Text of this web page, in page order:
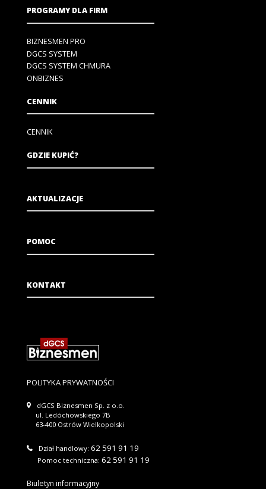
PROGRAMY DLA FIRM
BIZNESMEN PRO
DGCS SYSTEM
DGCS SYSTEM CHMURA
ONBIZNES
CENNIK
CENNIK
GDZIE KUPIĆ?
AKTUALIZACJE
POMOC
KONTAKT
POLITYKA PRYWATNOŚCI
dGCS Biznesmen Sp. z o.o.
ul. Ledóchowskiego 7B
63-400 Ostrów Wielkopolski
Dział handlowy: 62 591 91 19
Pomoc techniczna:62 591 91 19
Biuletyn informacyjny